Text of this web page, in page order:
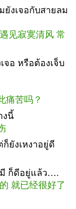
งเจอกับสายลม
见寂寞清风 常
อ หรือต้องเจ็บ
痛苦吗？
งนี้
ยังเหงาอยู่ดี
มี ก็ดีอยู่แล้ว….
就已经很好了